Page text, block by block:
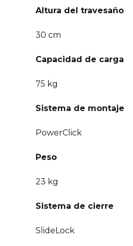
Altura del travesaño
30 cm
Capacidad de carga
75 kg
Sistema de montaje
PowerClick
Peso
23 kg
Sistema de cierre
SlideLock